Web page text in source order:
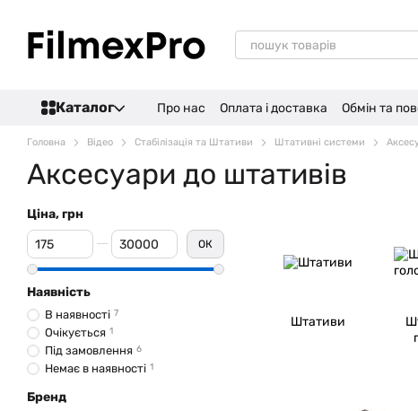
Каталог Про нас Оплата і доставка Обмін та
Головна Відео Стабілізація та Штативи Штативні системи
Аксесуари до штативів
Штативи
Ціна, грн
Від Ціна, грн
До Ціна, грн ОК
Наявність
В наявності 7
Очікується 1
Під замовлення 6
Немає в наявності 1
Бренд